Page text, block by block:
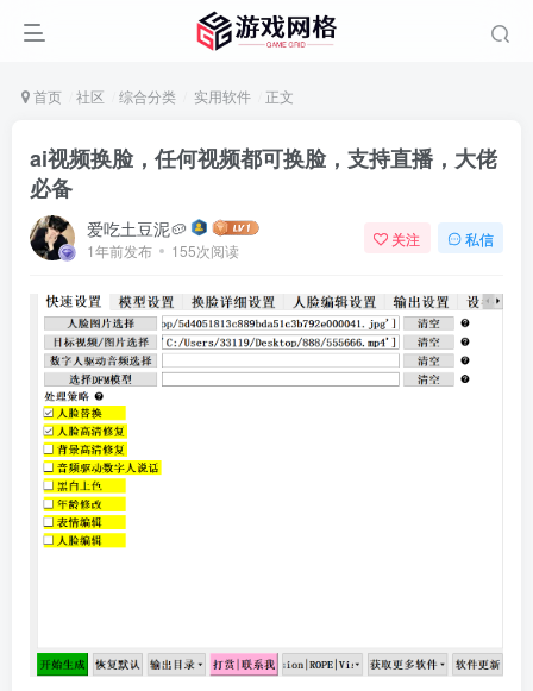
首页 社区 综合分类 实用软件 正文
ai视频换脸，任何视频都可换脸，支持直播，大佬
必备
爱吃土豆泥🥔
1年前发布 155次阅读
关注 私信